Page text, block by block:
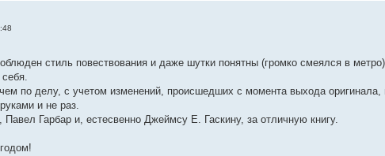
стиль повествования и даже шутки понятны (громко смеялся в
по делу, с учетом изменений, происшедших с момента выхода оригинала,
и не раз.
Гарбар и, естесвенно Джеймсу Е. Гаскину, за отличную книгу.